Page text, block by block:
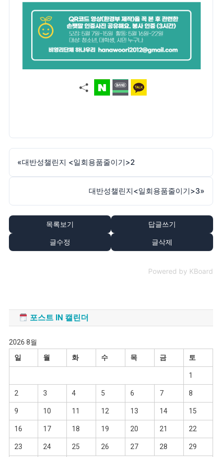
«대반성챌린지 <일회용품줄이기>2
대반성챌린지<일회용품줄이기>3»
목록보기 답글쓰기
글수정 글삭제
Powered by KBoard
포스트 IN 캘린더
2026 8월
일
월 화 수 목 금 토
1
2 3 4 5 6 7 8
9 10 11 12 13 14 15
16 17 18 19 20 21 22
23 24 25 26 27 28 29